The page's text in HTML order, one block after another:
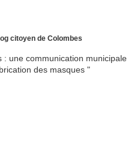
citoyen de Colombes